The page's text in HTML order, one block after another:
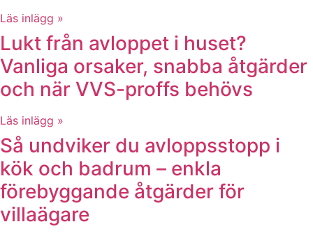
Läs inlägg »
Lukt från avloppet i huset?
Vanliga orsaker, snabba åtgärder
och när VVS-proffs behövs
Läs inlägg »
Så undviker du avloppsstopp i
kök och badrum – enkla
förebyggande åtgärder för
villaägare